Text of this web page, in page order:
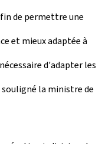
de permettre une
et mieux adaptée à
d'adapter les
la ministre de